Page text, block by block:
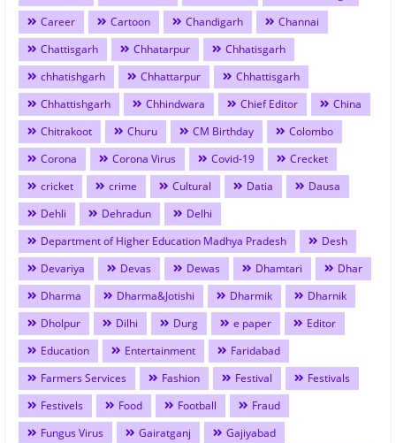
Career
Cartoon Chandigarh
Channai
Chattisgarh
Chhatarpur
Chhatisgarh
chhatishgarh
Chhattarpur
Chhattisgarh
Chhattishgarh
Chhindwara Chief Editor
China
Chitrakoot
Churu CM Birthday
Colombo
Corona
Corona Virus Covid-19
Crecket
cricket
crime Cultural Datia
Dausa
Dehli
Dehradun
Delhi
Department of Higher Education Madhya Pradesh
Desh
Devariya
Devas Dewas Dhamtari
Dhar
Dharma
Dharma&Jotishi Dharmik
Dharnik
Dholpur
Dilhi Durg e paper
Editor
Education
Entertainment
Faridabad
Farmers Services
Fashion Festival
Festivals
Festivels
Food Football
Fraud
Fungus Virus
Gairatganj
Gajiyabad